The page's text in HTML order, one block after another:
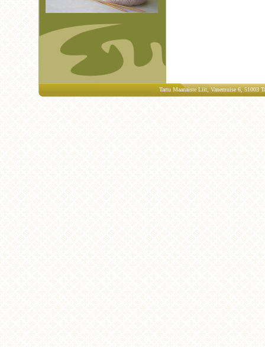
Tartu Maanaiste Liit, Vanemuise 6, 51003